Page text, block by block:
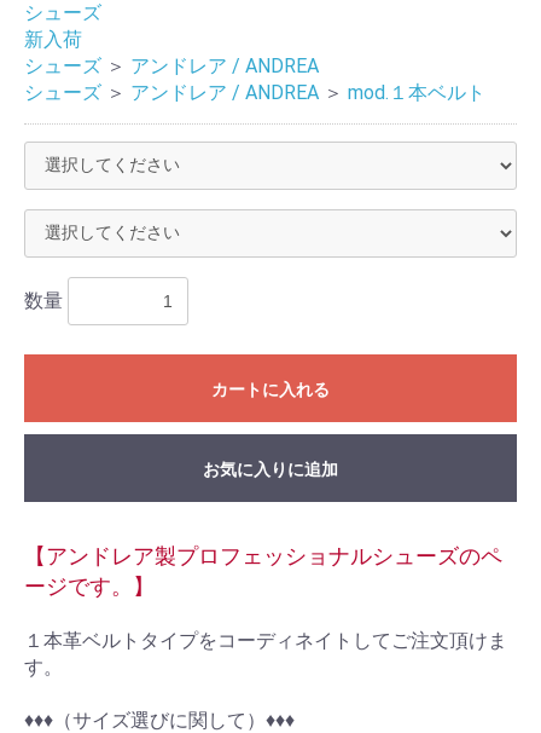
シューズ
新入荷
シューズ ＞ アンドレア / ANDREA
シューズ ＞ アンドレア / ANDREA ＞ mod.１本ベルト
数量
カートに入れる
お気に入りに追加
【アンドレア製プロフェッショナルシューズのペ
ージです。】
１本革ベルトタイプをコーディネイトしてご注文頂けま
す。
♦︎♦︎♦︎（サイズ選びに関して）♦︎♦︎♦︎